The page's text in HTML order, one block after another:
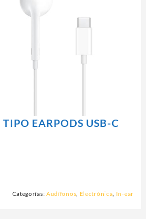
EARPODS USB-C
Categorías: Audífonos, Electrónica, In-ear